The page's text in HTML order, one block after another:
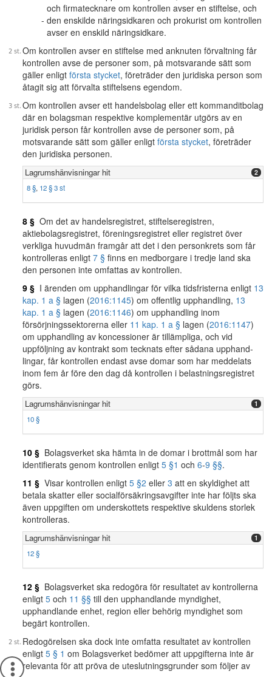
och firmatecknare om kontrollen avser en stiftelse, och
den enskilde näringsidkaren och prokurist om kontrollen
avser en enskild näringsidkare.
Om kontrollen avser en stiftelse med anknuten förvaltning får
kontrollen avse de personer som, på motsvarande sätt som
gäller enligt första stycket, företräder den juridiska person som
åtagit sig att förvalta stiftelsens egendom.
Om kontrollen avser ett handelsbolag eller ett kommanditbolag
där en bolagsman respektive komplementär utgörs av en
juridisk person får kontrollen avse de personer som, på
motsvarande sätt som gäller enligt första stycket, företräder
den juridiska personen.
Lagrumshänvisningar hit 2
8 §, 12 § 3 st
8 § Om det av handelsregistret, stiftelseregistren,
aktiebolagsregistret, föreningsregistret eller registret över
verkliga huvudmän framgår att det i den personkrets som får
kontrolleras enligt 7 § finns en medborgare i tredje land ska
den personen inte omfattas av kontrollen.
9 § I ärenden om upphandlingar för vilka tidsfristerna enligt 13
kap. 1 a § lagen (2016:1145) om offentlig upphandling, 13
kap. 1 a § lagen (2016:1146) om upphandling inom
försörjningssektorerna eller 11 kap. 1 a § lagen (2016:1147)
om upphandling av koncessioner är tillämpliga, och vid
uppföljning av kontrakt som tecknats efter sådana upphand-
lingar, får kontrollen endast avse domar som har meddelats
inom fem år före den dag då kontrollen i belastningsregistret
görs.
Lagrumshänvisningar hit 1
10 §
10 § Bolagsverket ska hämta in de domar i brottmål som har
identifierats genom kontrollen enligt 5 §1 och 6-9 §§.
11 § Visar kontrollen enligt 5 §2 eller 3 att en skyldighet att
betala skatter eller socialförsäkringsavgifter inte har följts ska
även uppgiften om underskottets respektive skuldens storlek
kontrolleras.
Lagrumshänvisningar hit 1
12 §
12 § Bolagsverket ska redogöra för resultatet av kontrollerna
enligt 5 och 11 §§ till den upphandlande myndighet,
upphandlande enhet, region eller behörig myndighet som
begärt kontrollen.
Redogörelsen ska dock inte omfatta resultatet av kontrollen
enligt 5 § 1 om Bolagsverket bedömer att uppgifterna inte är
relevanta för att pröva de uteslutningsgrunder som följer av